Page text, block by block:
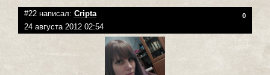
#22 написал: Cripta 0
24 августа 2012 02:54